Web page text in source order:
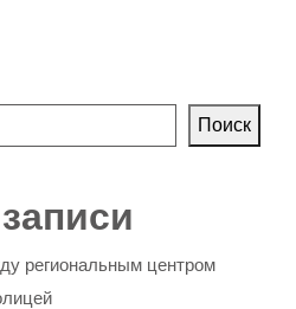
Поиск
региональным центром